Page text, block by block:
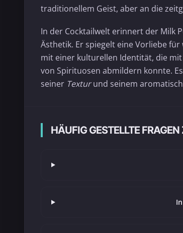
traditionellem Geist, aber an die
In der Cocktailwelt erinnert der Milk
Ästhetik. Er spiegelt eine Vorliebe
mit einer kulturellen Identität, die
von Spirituosen abmildern konnte.
seiner Texturund seinem
HÄUFIG GESTELLTE